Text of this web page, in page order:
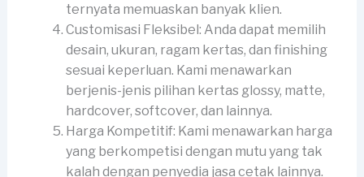
ternyata memuaskan banyak klien.
Customisasi Fleksibel: Anda dapat memilih
desain, ukuran, ragam kertas, dan finishing
sesuai keperluan. Kami menawarkan
berjenis-jenis pilihan kertas glossy, matte,
hardcover, softcover, dan lainnya.
Harga Kompetitif: Kami menawarkan harga
yang berkompetisi dengan mutu yang tak
kalah dengan penyedia jasa cetak lainnya.